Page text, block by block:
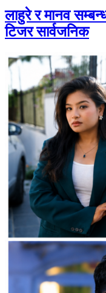
लाहुरे र मानव
टिजर सार्वजनिक